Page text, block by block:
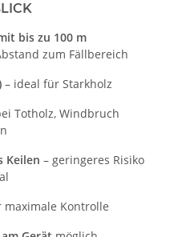
bis zu 100 m
zum Fällbereich
– ideal für Starkholz
Totholz, Windbruch
Keilen – geringeres Risiko
maximale Kontrolle